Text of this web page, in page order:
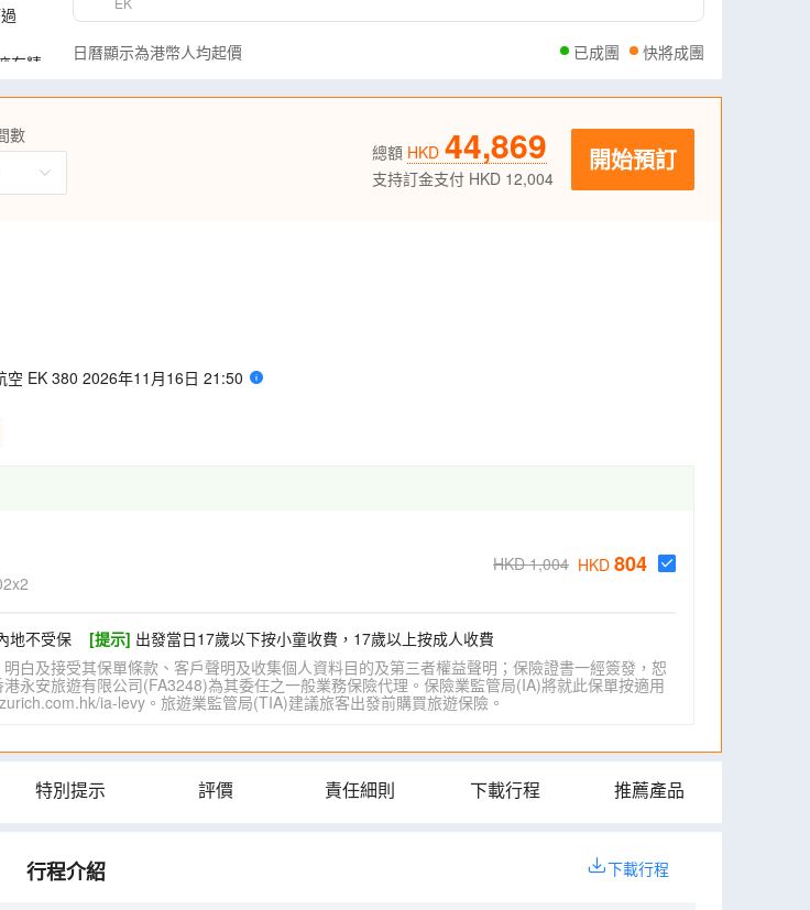
有精
，
日曆顯示為港幣人均起價 已成團 快將成團
數
總額 HKD 44,869
支持訂金支付 HKD 12,004
開始預訂
空 EK 380 2026年11月16日 21:50
HKD 1,004 HKD 804
地不受保 [提示] 出發當日17歲以下按小童收費，17歲以上按成人收費
白及接受其保單條款、客戶聲明及收集個人資料目的及第三者權益聲明；保險證書一經簽發，恕
永安旅遊有限公司(FA3248)為其委任之一般業務保險代理。保險業監管局(IA)將就此保單按適用
ia-levy。旅遊業監管局(TIA)建議旅客出發前購買旅遊保險。
特別提示 評價 責任細則 下載行程 推薦產品
行程介紹 下載行程